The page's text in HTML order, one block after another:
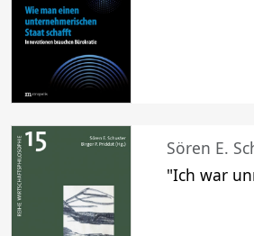
Sören E.
"Ich war